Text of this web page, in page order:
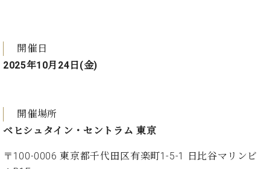
シ
ホ
本
社
子
・
技
営
開催日
2025年10月24日(金)
開催場所
ベヒシュタイン・セントラム 東京
〒100-0006 東京都千代田区有楽町1-5-1 日比谷マリンビ